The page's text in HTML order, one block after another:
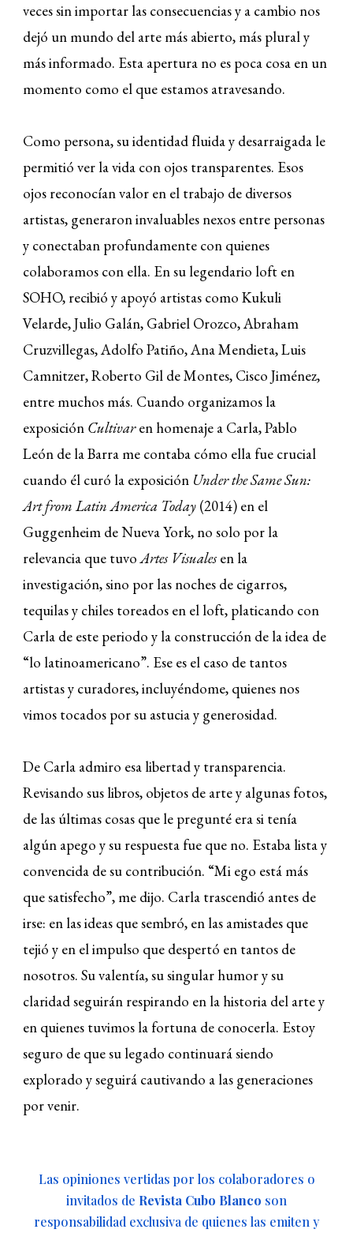
veces sin importar las consecuencias y a cambio nos
dejó un mundo del arte más abierto, más plural y
más informado. Esta apertura no es poca cosa en un
momento como el que estamos atravesando.
Como persona, su identidad fluida y desarraigada le
permitió ver la vida con ojos transparentes. Esos
ojos reconocían valor en el trabajo de diversos
artistas, generaron invaluables nexos entre personas
y conectaban profundamente con quienes
colaboramos con ella. En su legendario loft en
SOHO, recibió y apoyó artistas como Kukuli
Velarde, Julio Galán, Gabriel Orozco, Abraham
Cruzvillegas, Adolfo Patiño, Ana Mendieta, Luis
Camnitzer, Roberto Gil de Montes, Cisco Jiménez,
entre muchos más. Cuando organizamos la
exposición Cultivaren homenaje a Carla,Pablo
León de la Barra me contaba cómo ella fue crucial
cuando él curó la exposición Under the Same Sun:
Art from Latin America Today (2014) en el
Guggenheim de Nueva York, no solo por la
relevancia que tuvoArtes Visualesen la
investigación, sino por las noches de cigarros,
tequilas y chiles toreados en el loft, platicando con
Carla de este periodo y la construcción de la idea de
“lo latinoamericano”. Ese es el caso de tantos
artistas y curadores, incluyéndome, quienes nos
vimos tocados por su astucia y generosidad.
De Carla admiro esa libertad y transparencia.
Revisando sus libros, objetos de arte y algunas fotos,
de las últimas cosas que le pregunté era si tenía
algún apego y su respuesta fue que no. Estaba lista y
convencida de su contribución. “Mi ego está más
que satisfecho”, me dijo. Carla trascendió antes de
irse: en las ideas que sembró, en las amistades que
tejió y en el impulso que despertó en tantos de
nosotros. Su valentía, su singular humor y su
claridad seguirán respirando en la historia del arte y
en quienes tuvimos la fortuna de conocerla. Estoy
seguro de que su legado continuará siendo
explorado y seguirá cautivando a las generaciones
por venir.
Las opiniones vertidas por los colaboradores o
invitados de Revista Cubo Blanco son
responsabilidad exclusiva de quienes las emiten y